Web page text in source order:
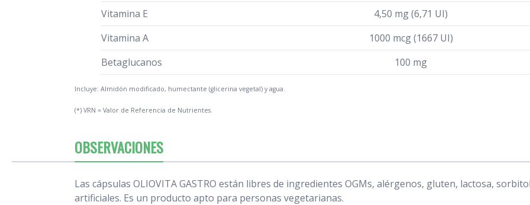
Vitamina E
4,50 mg (6,71 UI)
Vitamina A
1000 mcg (1667 UI)
Betaglucanos
100 mg
Incluye: Almidón modificado, humectante (glicerina vegetal) y agua.
(*) VRN = Valor de Referencia de Nutrientes.
OBSERVACIONES
Las cápsulas OLIOVITA GASTRO están libres de ingredientes OGMs, alérgenos, gluten, lactosa,
artificiales. Es un producto apto para personas vegetarianas.